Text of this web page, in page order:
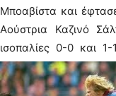
Μποαβίστα και
Αούστρια Καζινό
ισοπαλίες 0-0 και